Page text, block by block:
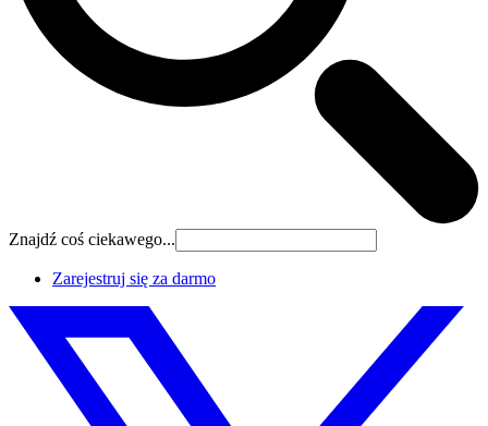
Znajdź coś ciekawego...
Zarejestruj się za darmo